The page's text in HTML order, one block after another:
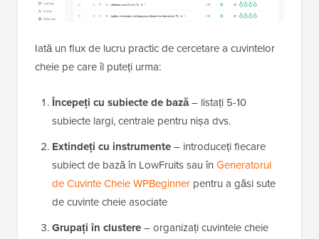
Iată un flux de lucru practic de cercetare a cuvintelor
cheie pe care îl puteți urma:
Începeți cu subiecte de bază– listați 5-10
subiecte largi, centrale pentru nișa dvs.
Extindeți cu instrumente– introduceți fiecare
subiect de bază în LowFruits sau în Generatorul
de Cuvinte Cheie WPBeginner pentru a găsi sute
de cuvinte cheie asociate
Grupați în clustere– organizați cuvintele cheie